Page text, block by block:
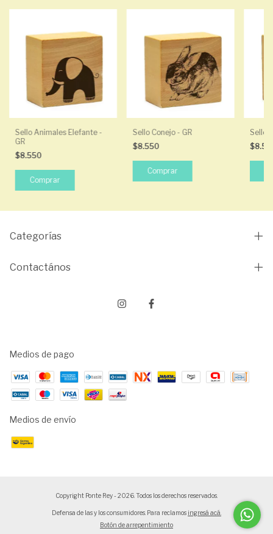
Sello Animales Elefante -
GR
$8.550
Sello Conejo - GR
$8.550
Sello
Categorías
Contactános
Medios de pago
Medios de envío
Copyright Ponte Rey - 2026. Todos los derechos reservados.
Defensa de las y los consumidores. Para reclamos ingresá acá.
Botón de arrepentimiento